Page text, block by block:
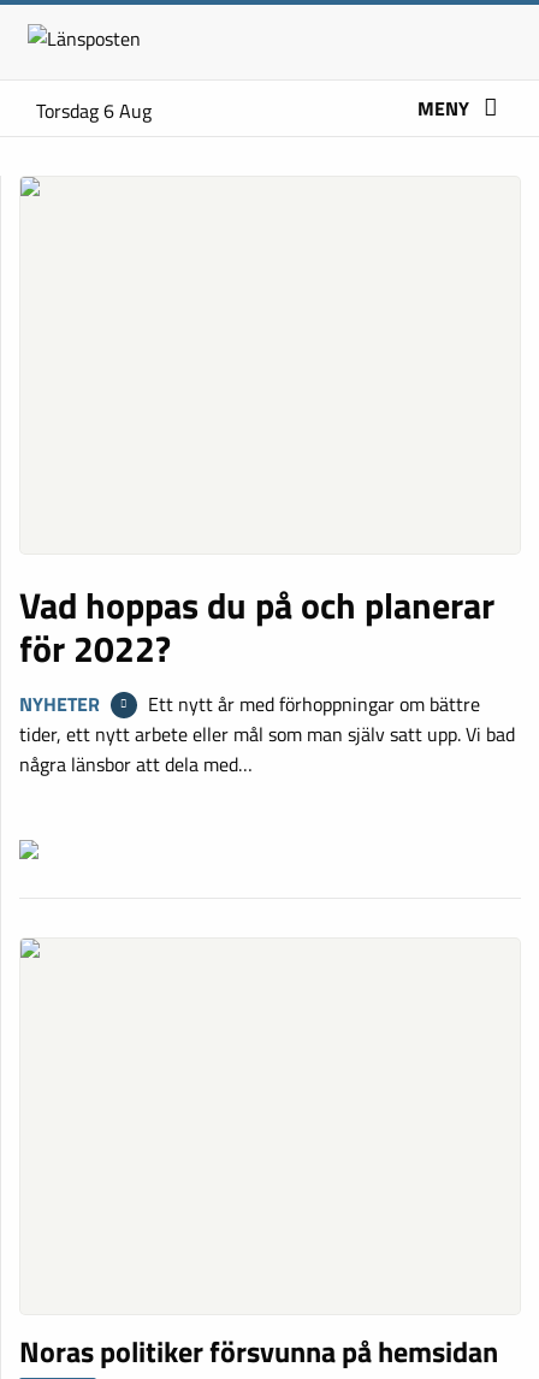
Torsdag 6 Aug MENY
Vad hoppas du på och planerar
för 2022?
NYHETER
Ett nytt år med förhoppningar om bättre
tider, ett nytt arbete eller mål som man själv satt upp. Vi bad
några länsbor att dela med…
Noras politiker försvunna på hemsidan